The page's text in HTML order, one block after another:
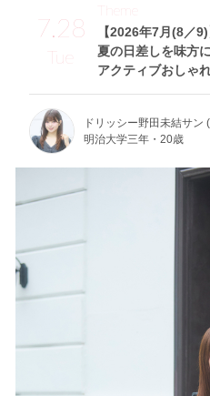
7.28
Tue
【2026年7月(8／9)
夏の日差しを味方
アクティブおしゃ
Theme
ドリッシー野田未結サン
明治大学三年・20歳